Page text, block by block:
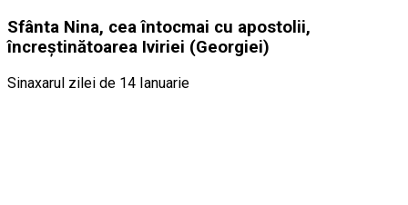
Sfânta Nina, cea întocmai cu apostolii,
încreștinătoarea Iviriei (Georgiei)
Sinaxarul zilei de 14 Ianuarie